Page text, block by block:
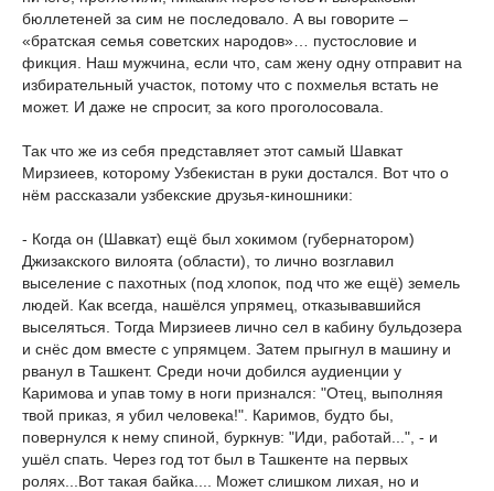
бюллетеней за сим не последовало. А вы говорите –
«братская семья советских народов»… пустословие и
фикция. Наш мужчина, если что, сам жену одну отправит на
избирательный участок, потому что с похмелья встать не
может. И даже не спросит, за кого проголосовала.
Так что же из себя представляет этот самый Шавкат
Мирзиеев, которому Узбекистан в руки достался. Вот что о
нём рассказали узбекские друзья-киношники:
- Когда он (Шавкат) ещё был хокимом (губернатором)
Джизакского вилоята (области), то лично возглавил
выселение с пахотных (под хлопок, под что же ещё) земель
людей. Как всегда, нашёлся упрямец, отказывавшийся
выселяться. Тогда Мирзиеев лично сел в кабину бульдозера
и снёс дом вместе с упрямцем. Затем прыгнул в машину и
рванул в Ташкент. Среди ночи добился аудиенции у
Каримова и упав тому в ноги признался: "Отец, выполняя
твой приказ, я убил человека!". Каримов, будто бы,
повернулся к нему спиной, буркнув: "Иди, работай...", - и
ушёл спать. Через год тот был в Ташкенте на первых
ролях...Вот такая байка.... Может слишком лихая, но и